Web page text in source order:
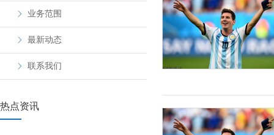
业务范围
最新动态
联系我们
热点资讯